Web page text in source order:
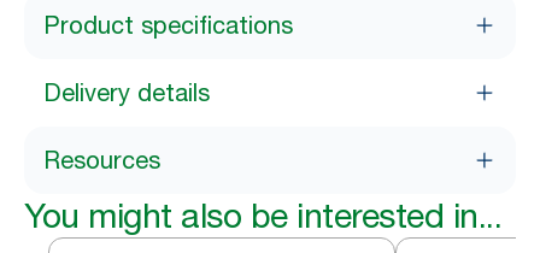
Product specifications
Delivery details
Resources
You might also be interested in...